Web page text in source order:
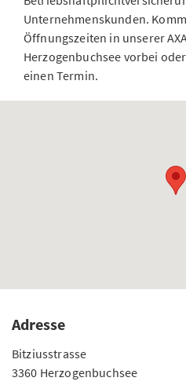
Unternehmenskunden.
Öffnungszeiten in unserer
Herzogenbuchsee vorbei
einen Termin.
Adresse
Bitziusstrasse
3360 Herzogenbuchsee